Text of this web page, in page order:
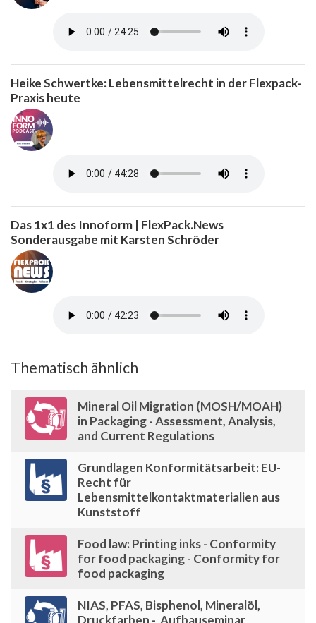
Heike Schwertke: Lebensmittelrecht in der Flexpack-
Praxis heute
Das 1x1 des Innoform | FlexPack.News
Sonderausgabe mit Karsten Schröder
Thematisch ähnlich
Mineral Oil Migration (MOSH/MOAH)
in Packaging - Assessment, Analysis,
and Current Regulations
Grundlagen Konformitätsarbeit: EU-
Recht für
Lebensmittelkontaktmaterialien aus
Kunststoff
Food law: Printing inks - Conformity
for food packaging - Conformity for
food packaging
NIAS, PFAS, Bisphenol, Mineralöl,
Druckfarben - Aufbauseminar